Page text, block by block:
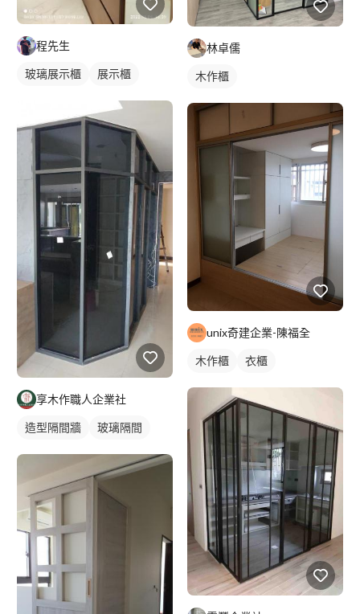
程先生
玻璃展示櫃 展示櫃
享木作職人企業社
造型隔間牆 玻璃隔間
林卓儒
木作櫃
unix奇建企業-陳福全
木作櫃 衣櫃